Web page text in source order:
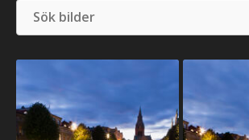
Beställ: Kalender 2025